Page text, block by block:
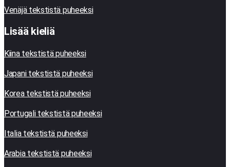
Venäjä tekstistä puheeksi
Lisää kieliä
Kiina tekstistä puheeksi
Japani tekstistä puheeksi
Korea tekstistä puheeksi
Portugali tekstistä puheeksi
Italia tekstistä puheeksi
Arabia tekstistä puheeksi